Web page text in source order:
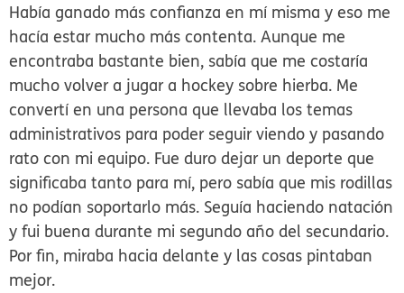
Había ganado más confianza en mí misma y eso me
hacía estar mucho más contenta. Aunque me
encontraba bastante bien, sabía que me costaría
mucho volver a jugar a hockey sobre hierba. Me
convertí en una persona que llevaba los temas
administrativos para poder seguir viendo y pasando
rato con mi equipo. Fue duro dejar un deporte que
significaba tanto para mí, pero sabía que mis rodillas
no podían soportarlo más. Seguía haciendo natación
y fui buena durante mi segundo año del secundario.
Por fin, miraba hacia delante y las cosas pintaban
mejor.